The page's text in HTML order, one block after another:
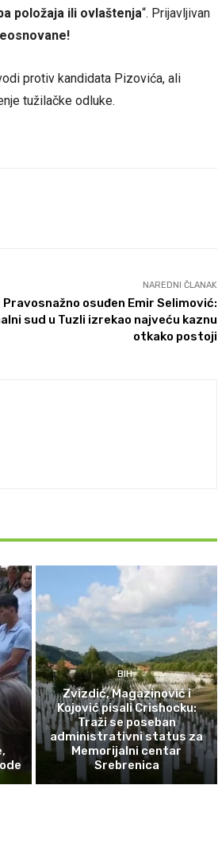
položaja ili ovlaštenja“. Prijavljivan
protiv kandidata Pizovića, ali
tužilačke odluke.
NAREDNI ČLANAK
Pravosnažno osuđen Emir Selimović:
sud u Tuzli izrekao najveću kaznu
otkako postoji
BIH
Zvizdić, Magazinović i
Kojović pisali Crishocku:
Traži se poseban
administrativni status za
Memorijalni centar
Srebrenica